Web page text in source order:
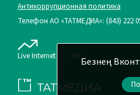
Безнең
Антикоррупционная политика
Телефон АО «ТАТМЕДИА»: (843) 222
Live Internet 16+